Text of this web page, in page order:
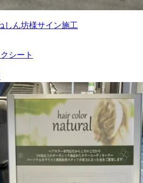
しん坊様サイン施工
シート